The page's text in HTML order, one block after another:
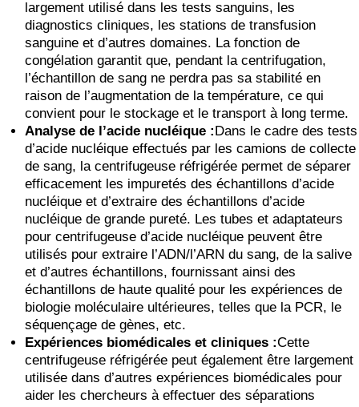
largement utilisé dans les tests sanguins, les
diagnostics cliniques, les stations de transfusion
sanguine et d’autres domaines. La fonction de
congélation garantit que, pendant la centrifugation,
l’échantillon de sang ne perdra pas sa stabilité en
raison de l’augmentation de la température, ce qui
convient pour le stockage et le transport à long terme.
Analyse de l’acide nucléique :Dans le cadre des tests
d’acide nucléique effectués par les camions de collecte
de sang, la centrifugeuse réfrigérée permet de séparer
efficacement les impuretés des échantillons d’acide
nucléique et d’extraire des échantillons d’acide
nucléique de grande pureté. Les tubes et adaptateurs
pour centrifugeuse d’acide nucléique peuvent être
utilisés pour extraire l’ADN/l’ARN du sang, de la salive
et d’autres échantillons, fournissant ainsi des
échantillons de haute qualité pour les expériences de
biologie moléculaire ultérieures, telles que la PCR, le
séquençage de gènes, etc.
Expériences biomédicales et cliniques :Cette
centrifugeuse réfrigérée peut également être largement
utilisée dans d’autres expériences biomédicales pour
aider les chercheurs à effectuer des séparations